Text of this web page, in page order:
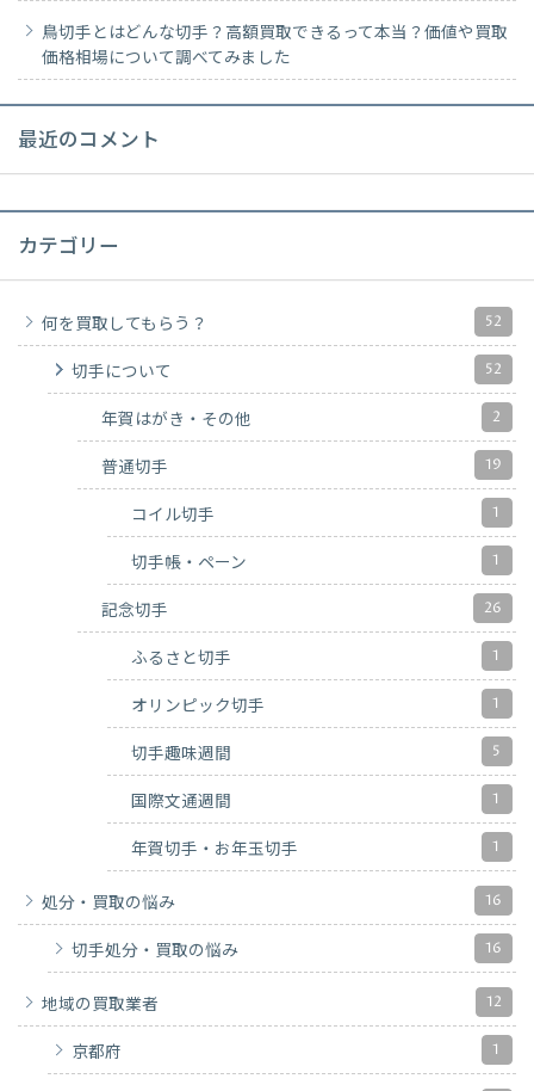
鳥切手とはどんな切手？高額買取できるって本当？価値や買取
価格相場について調べてみました
最近のコメント
カテゴリー
何を買取してもらう？ 52
切手について 52
年賀はがき・その他 2
普通切手 19
コイル切手 1
切手帳・ペーン 1
記念切手 26
ふるさと切手 1
オリンピック切手 1
切手趣味週間 5
国際文通週間 1
年賀切手・お年玉切手 1
処分・買取の悩み 16
切手処分・買取の悩み 16
地域の買取業者 12
京都府 1